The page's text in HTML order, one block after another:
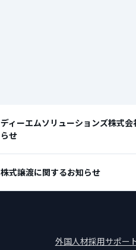
ディーエムソリューションズ株式
らせ
株式譲渡に関するお知らせ
外国人材採用サポー